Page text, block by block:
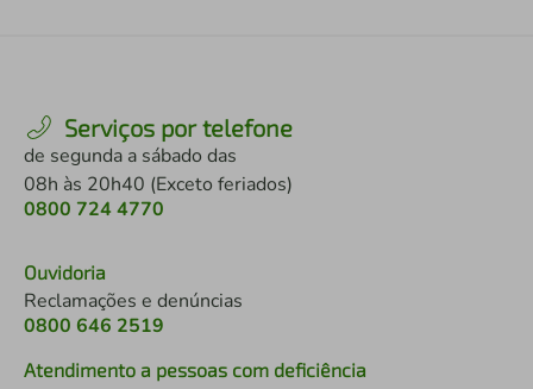
Serviços por telefone
de segunda a sábado das
08h às 20h40 (Exceto feriados)
0800 724 4770
Ouvidoria
Reclamações e denúncias
0800 646 2519
Atendimento a pessoas com deficiência